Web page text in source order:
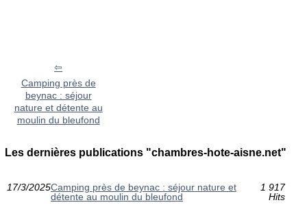
Camping près de
beynac : séjour
nature et détente au
moulin du bleufond
Les dernières publications "chambres-hote-aisne.net"
17/3/2025Camping près de beynac : séjour nature et
détente au moulin du bleufond
1 917
Hits